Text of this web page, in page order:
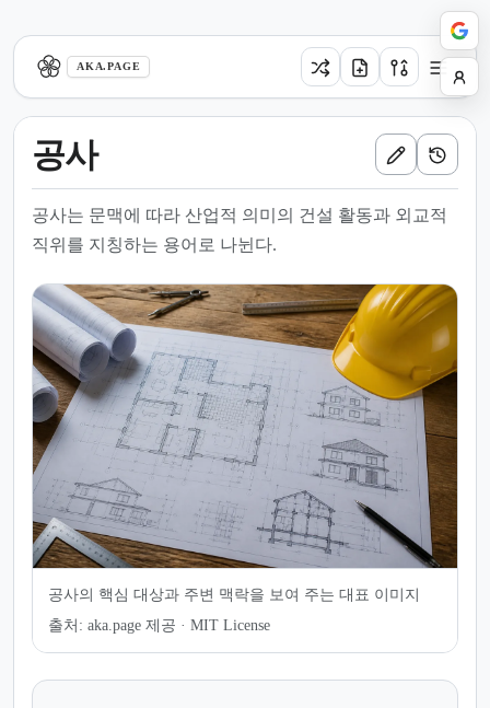
AKA.PAGE
공사
공사는 문맥에 따라 산업적 의미의 건설 활동과 외교적
직위를 지칭하는 용어로 나뉜다.
공사의 핵심 대상과 주변 맥락을 보여 주는 대표 이미지
출처: aka.page 제공 · MIT License